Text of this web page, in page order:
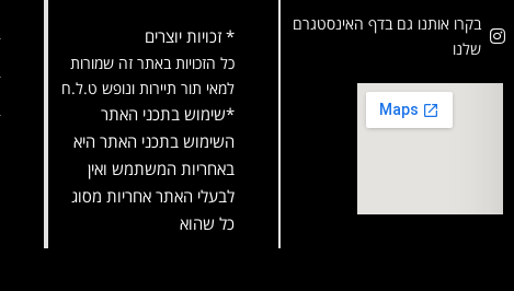
בקרו אותנו גם בדף האינסטגרם
שלנו
* זכויות יוצרים
כל הזכויות באתר זה שמורות
למאי תור תיירות ונופש ט.ל.ח
*שימוש בתכני האתר
השימוש בתכני האתר היא
באחריות המשתמש ואין
לבעלי האתר אחריות מסוג
כל שהוא